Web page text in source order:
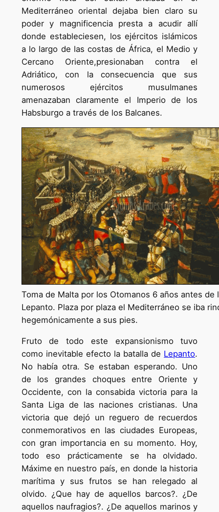
Mediterráneo oriental dejaba bien claro su
poder y magnificencia presta a acudir allí
donde estableciesen, los ejércitos islámicos
a lo largo de las costas de África, el Medio y
Cercano Oriente,presionaban contra el
Adriático, con la consecuencia que sus
numerosos ejércitos musulmanes
amenazaban claramente el Imperio de los
Habsburgo a través de los Balcanes.
Toma de Malta por los Otomanos 6 años antes de
Lepanto. Plaza por plaza el Mediterráneo se iba
hegemónicamente a sus pies.
Fruto de todo este expansionismo tuvo
como inevitable efecto la batalla de Lepanto.
No había otra. Se estaban esperando. Uno
de los grandes choques entre Oriente y
Occidente, con la consabida victoria para la
Santa Liga de las naciones cristianas. Una
victoria que dejó un reguero de recuerdos
conmemorativos en las ciudades Europeas,
con gran importancia en su momento. Hoy,
todo eso prácticamente se ha olvidado.
Máxime en nuestro país, en donde la historia
marítima y sus frutos se han relegado al
olvido. ¿Que hay de aquellos barcos?. ¿De
aquellos naufragios?. ¿De aquellos marinos y